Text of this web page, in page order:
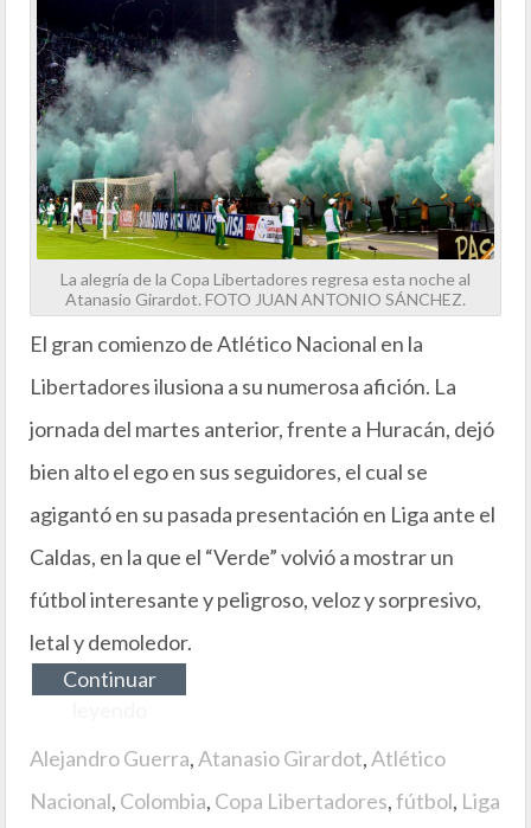
La alegría de la Copa Libertadores regresa esta noche al
Atanasio Girardot. FOTO JUAN ANTONIO SÁNCHEZ.
El gran comienzo de Atlético Nacional en la
Libertadores ilusiona a su numerosa afición. La
jornada del martes anterior, frente a Huracán, dejó
bien alto el ego en sus seguidores, el cual se
agigantó en su pasada presentación en Liga ante el
Caldas, en la que el “Verde” volvió a mostrar un
fútbol interesante y peligroso, veloz y sorpresivo,
letal y demoledor.
Continuar
Alejandro Guerra,Atanasio Girardot,Atlético
Nacional, Colombia, Copa Libertadores,fútbol, Liga